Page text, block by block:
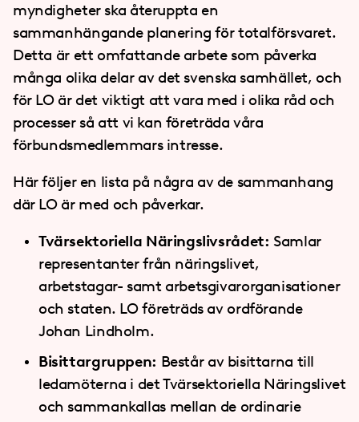
myndigheter ska återuppta en
sammanhängande planering för totalförsvaret.
Detta är ett omfattande arbete som påverka
många olika delar av det svenska samhället, och
för LO är det viktigt att vara med i olika råd och
processer så att vi kan företräda våra
förbundsmedlemmars intresse.
Här följer en lista på några av de sammanhang
där LO är med och påverkar.
Tvärsektoriella Näringslivsrådet: Samlar
representanter från näringslivet,
arbetstagar- samt arbetsgivarorganisationer
och staten. LO företräds av ordförande
Johan Lindholm.
Bisittargruppen: Består av bisittarna till
ledamöterna i det Tvärsektoriella Näringslivet
och sammankallas mellan de ordinarie